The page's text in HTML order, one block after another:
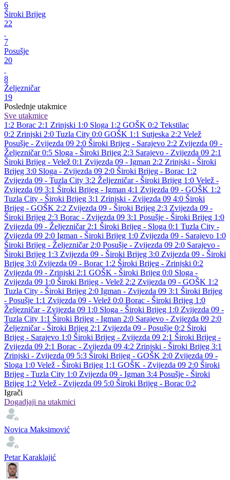
6
Široki Brijeg
22
7
Posušje
20
8
Željezničar
19
Poslednje utakmice
Sve utakmice
1:2 Borac 2:1 Zrinjski 1:0 Sloga 1:2 GOŠK 0:2 Tekstilac
0:2 Zrinjski 2:0 Tuzla City 0:0 GOŠK 1:1 Sutjeska 2:2 Velež
Posušje - Zvijezda 09 2:0 Široki Brijeg - Sarajevo 2:2 Zvijezda 09 -
Željezničar 0:5 Sloga - Široki Brijeg 2:3 Sarajevo - Zvijezda 09 2:1
Široki Brijeg - Velež 0:1 Zvijezda 09 - Igman 2:2 Zrinjski - Široki
Brijeg 3:0 Sloga - Zvijezda 09 2:0 Široki Brijeg - Borac 1:2
Zvijezda 09 - Tuzla City 3:2 Željezničar - Široki Brijeg 1:0 Velež -
Zvijezda 09 3:1 Široki Brijeg - Igman 4:1 Zvijezda 09 - GOŠK 1:2
Tuzla City - Široki Brijeg 3:1 Zrinjski - Zvijezda 09 4:0 Široki
Brijeg - GOŠK 2:2 Zvijezda 09 - Široki Brijeg 2:3 Zvijezda 09 -
Široki Brijeg 2:3 Borac - Zvijezda 09 3:1 Posušje - Široki Brijeg 1:0
Zvijezda 09 - Željezničar 2:1 Široki Brijeg - Sloga 0:1 Tuzla City -
Zvijezda 09 2:0 Igman - Široki Brijeg 1:0 Zvijezda 09 - Sarajevo 1:0
Široki Brijeg - Željezničar 2:0 Posušje - Zvijezda 09 2:0 Sarajevo -
Široki Brijeg 1:3 Zvijezda 09 - Široki Brijeg 3:0 Zvijezda 09 - Široki
Brijeg 3:0 Zvijezda 09 - Borac 1:2 Široki Brijeg - Zrinjski 0:2
Zvijezda 09 - Zrinjski 2:1 GOŠK - Široki Brijeg 0:0 Sloga -
Zvijezda 09 1:0 Široki Brijeg - Velež 2:2 Zvijezda 09 - GOŠK 1:2
Tuzla City - Široki Brijeg 2:0 Igman - Zvijezda 09 3:1 Široki Brijeg
- Posušje 1:1 Zvijezda 09 - Velež 0:0 Borac - Široki Brijeg 1:0
Željezničar - Zvijezda 09 1:0 Sloga - Široki Brijeg 1:0 Zvijezda 09 -
Tuzla City 1:1 Široki Brijeg - Igman 2:0 Sarajevo - Zvijezda 09 2:0
Željezničar - Široki Brijeg 2:1 Zvijezda 09 - Posušje 0:2 Široki
Brijeg - Sarajevo 1:0 Široki Brijeg - Zvijezda 09 2:1 Široki Brijeg -
Zvijezda 09 2:1 Borac - Zvijezda 09 4:2 Zrinjski - Široki Brijeg 3:1
Zrinjski - Zvijezda 09 5:3 Široki Brijeg - GOŠK 2:0 Zvijezda 09 -
Sloga 1:0 Velež - Široki Brijeg 1:1 GOŠK - Zvijezda 09 2:0 Široki
Brijeg - Tuzla City 1:0 Zvijezda 09 - Igman 3:4 Posušje - Široki
Brijeg 1:2 Velež - Zvijezda 09 5:0 Široki Brijeg - Borac 0:2
Igrači
Dogadjaji na utakmici
Novica Maksimović
Petar Karaklajić